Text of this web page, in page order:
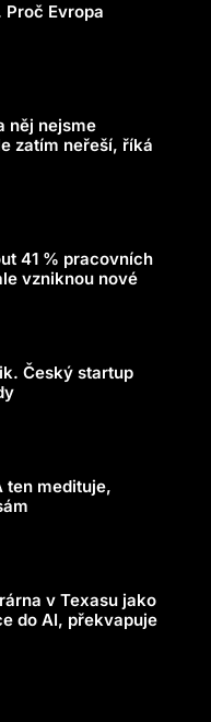
Evropa
něj nejsme
zatím neřeší, říká
41 % pracovních
vzniknou nové
Český startup
ten medituje,
v Texasu jako
do AI, překvapuje